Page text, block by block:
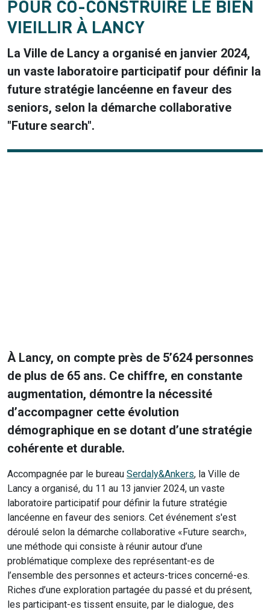
POUR CO-CONSTRUIRE LE BIEN
VIEILLIR À LANCY
La Ville de Lancy a organisé en janvier 2024,
un vaste laboratoire participatif pour définir la
future stratégie lancéenne en faveur des
seniors, selon la démarche collaborative
"Future search".
À Lancy, on compte près de 5’624personnes
de plus de 65 ans. Ce chiffre, en constante
augmentation, démontre la nécessité
d’accompagner cette évolution
démographique en se dotant d’une stratégie
cohérente et durable.
Accompagnée par le bureau Serdaly&Ankers, la Ville de
Lancy a organisé, du 11 au 13 janvier 2024, un vaste
laboratoire participatif pour définir la future stratégie
lancéenne en faveur des seniors. Cet événement s'est
déroulé selon la démarche collaborative «Future search»,
une méthode qui consiste à réunir autour d’une
problématique complexe des représentant-es de
l’ensemble des personnes et acteurs-trices concerné-es.
Riches d’une exploration partagée du passé et du présent,
les participant-es tissent ensuite, par le dialogue, des